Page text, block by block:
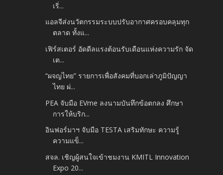
เริ่...
แอลจีส่งนวัตกรรมระบบปรับอากาศครอบคลุมทุก
ตลาด ทั้งแ...
เฟิร์สเตอร์ อัดดีลแรงต้อนรับเดือนแห่งความรัก จัด
เต...
“ผจญไทย” รายการเพื่อสังคมที่บอกเล่าภูมิปัญญา
ไทย ผ่...
PEA จับมือ EVme ลงนามบันทึกข้อตกลง ศึกษา
การให้บริก...
อินฟอร์มาฯ จับมือ TESTA เสริมทักษะ ความรู้
ความแข็...
สจล. เชิญผู้สนใจเข้าชมงาน KMITL Innovation
Expo 20...